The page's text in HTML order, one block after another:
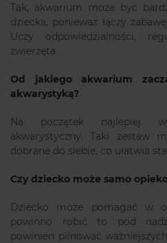
Tak, akwarium może być
dziecka, ponieważ łączy
Uczy odpowiedzialności,
zwierzęta.
Od jakiego akwarium
akwarystyką?
Na początek najlepiej
akwarystyczny. Taki zestaw
dobrane do siebie, co ułatwia
Czy dziecko może samo
Dziecko może pomagać w
powinno robić to pod
powinien pilnować